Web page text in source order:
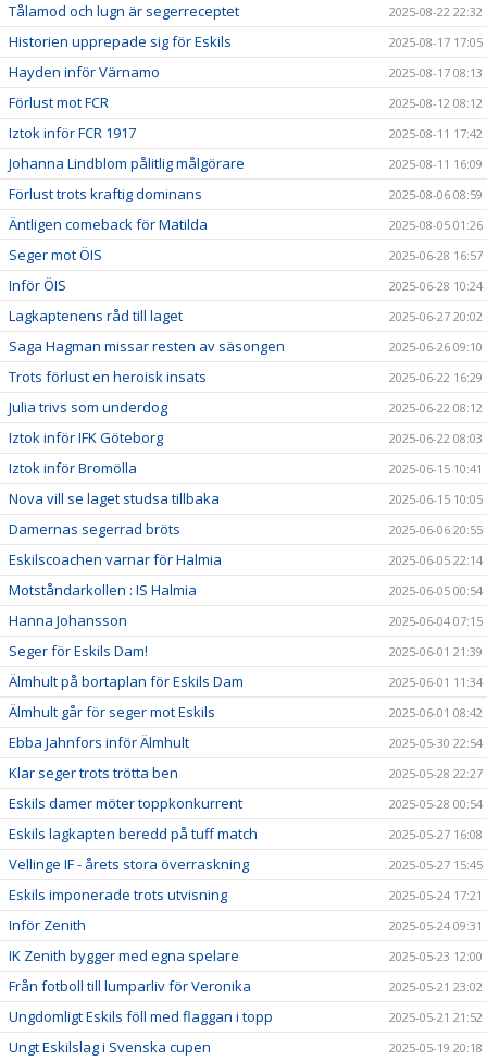
Tålamod och lugn är segerreceptet 2025-08-22 22:32
Historien upprepade sig för Eskils 2025-08-17 17:05
Hayden inför Värnamo 2025-08-17 08:13
Förlust mot FCR 2025-08-12 08:12
Iztok inför FCR 1917 2025-08-11 17:42
Johanna Lindblom pålitlig målgörare 2025-08-11 16:09
Förlust trots kraftig dominans 2025-08-06 08:59
Äntligen comeback för Matilda 2025-08-05 01:26
Seger mot ÖIS 2025-06-28 16:57
Inför ÖIS 2025-06-28 10:24
Lagkaptenens råd till laget 2025-06-27 20:02
Saga Hagman missar resten av säsongen 2025-06-26 09:10
Trots förlust en heroisk insats 2025-06-22 16:29
Julia trivs som underdog 2025-06-22 08:12
Iztok inför IFK Göteborg 2025-06-22 08:03
Iztok inför Bromölla 2025-06-15 10:41
Nova vill se laget studsa tillbaka 2025-06-15 10:05
Damernas segerrad bröts 2025-06-06 20:55
Eskilscoachen varnar för Halmia 2025-06-05 22:14
Motståndarkollen : IS Halmia 2025-06-05 00:54
Hanna Johansson 2025-06-04 07:15
Seger för Eskils Dam! 2025-06-01 21:39
Älmhult på bortaplan för Eskils Dam 2025-06-01 11:34
Älmhult går för seger mot Eskils 2025-06-01 08:42
Ebba Jahnfors inför Älmhult 2025-05-30 22:54
Klar seger trots trötta ben 2025-05-28 22:27
Eskils damer möter toppkonkurrent 2025-05-28 00:54
Eskils lagkapten beredd på tuff match 2025-05-27 16:08
Vellinge IF - årets stora överraskning 2025-05-27 15:45
Eskils imponerade trots utvisning 2025-05-24 17:21
Inför Zenith 2025-05-24 09:31
IK Zenith bygger med egna spelare 2025-05-23 12:00
Från fotboll till lumparliv för Veronika 2025-05-21 23:02
Ungdomligt Eskils föll med flaggan i topp 2025-05-21 21:52
Ungt Eskilslag i Svenska cupen 2025-05-19 20:18